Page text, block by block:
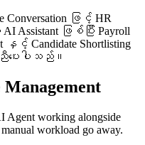
ဖြင့် HR
Assistant ဖြစ်ပြီး Payroll
နှင့် Candidate Shortlisting
ပေးပါသည်။
Agent working alongside
workload go away.